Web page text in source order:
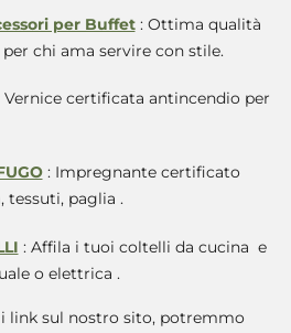
per Buffet : Ottima qualità
chi ama servire con stile.
Vernice certificata antincendio per
: Impregnante certificato
tessuti, paglia .
: Affila i tuoi coltelli da cucina e
o elettrica .
link sul nostro sito, potremmo